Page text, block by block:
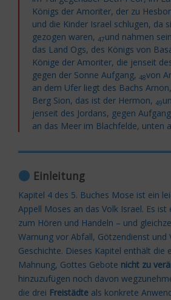
Königs der Amoriter, der zu
und die Kinder Israel schlugen, da
gezogen waren, 47und nahmen
das Land Ogs, des Königs von
Könige der Amoriter, die jenseit
gegen der Sonne Aufgang, 48von
an dem Ufer liegt des Bachs
Berg Sion, das ist der Hermon, 49
jenseit des Jordans, gegen
an das Meer im Blachfelde, unten
Einleitung
Kapitel 4 des 5. Buches Mose ist ein
Appell Moses an das Volk Israel. Es ist
zum Hören und Handeln – und
Warnung vor Abfall, Götzendienst und
Geschichte. Dieses Kapitel enthält die
Mahnung, Gottes Gebote nicht zu
hinzuzufügen noch davon
die drei Freistädte als konkrete